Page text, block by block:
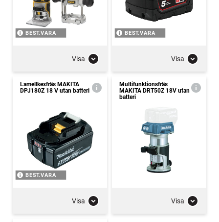
BEST.VARA
Visa
BEST.VARA
Visa
Lamellkexfräs MAKITA
DPJ180Z 18 V utan batteri
BEST.VARA
Visa
Multifunktionsfräs
MAKITA DRT50Z 18V utan
batteri
Visa